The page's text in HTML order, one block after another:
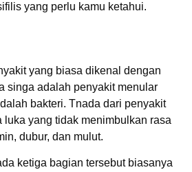
yang perlu kamu ketahui.
yang biasa dikenal dengan
singa adalah penyakit menular
bakteri. Tnada dari penyakit
luka yang tidak menimbulkan rasa
dubur, dan mulut.
ketiga bagian tersebut biasanya